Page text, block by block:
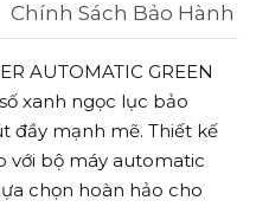
Chính Sách Bảo Hành
AUTOMATIC GREEN
xanh ngọc lục bảo
đầy mạnh mẽ. Thiết kế
với bộ máy automatic
chọn hoàn hảo cho